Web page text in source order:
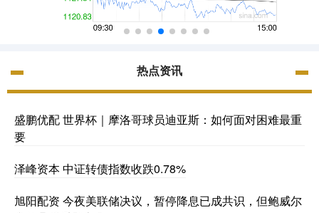
热点资讯
盛鹏优配 世界杯｜摩洛哥球员迪亚斯：如何面对困难最重
要
泽峰资本 中证转债指数收跌0.78%
旭阳配资 今夜美联储决议，暂停降息已成共识，但鲍威尔